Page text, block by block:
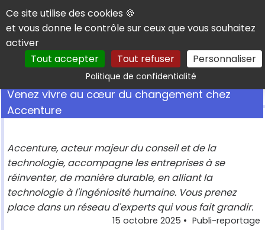
Panneau de gestion des cookies
Ce site utilise des cookies 🍪
et vous donne le contrôle sur ceux que vous souhaitez
activer
Tout accepter
Tout refuser Personnaliser
Politique de confidentialitéRechercher
Venez vivre au cœur du changement chez
Accenture
Accenture, acteur majeur du conseil et de la
technologie, accompagne les entreprises à se
réinventer, de manière durable, en alliant la
technologie à l'ingéniosité humaine. Vous prenez
place dans un réseau d'experts qui vous fait grandir.
15 octobre 2025 • Publi-reportage